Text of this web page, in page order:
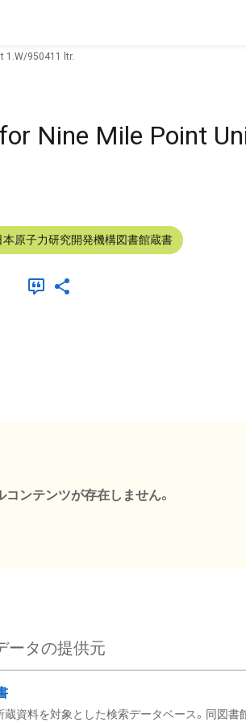
1.W/950411 ltr.
Nine Mile Point
本原子力研究開発機構図書館蔵書
ンテンツが存在しません。
ータの提供元
資料を対象とした検索データベース。同図書